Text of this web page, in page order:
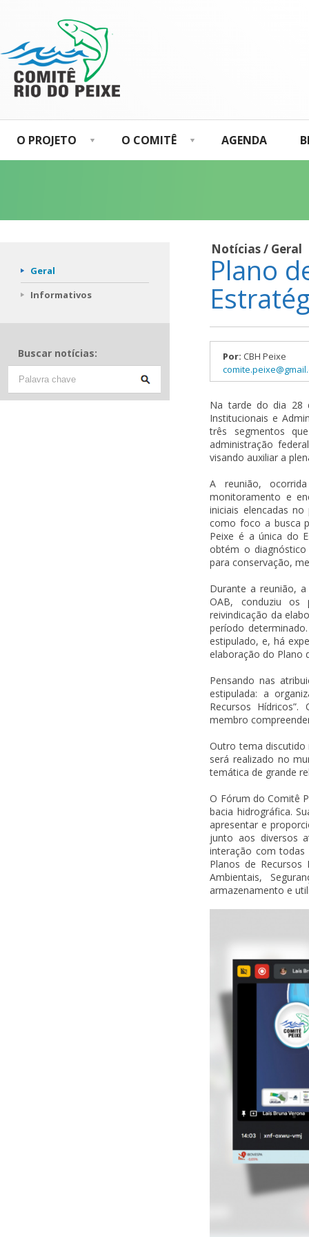
O PROJETO O COMITÊ AGENDA
Geral
Informativos
Buscar notícias:
Notícias / Geral
Plano
Por: CBH Peixe
Na tarde do dia 28
Institucionais e
três segmentos
administração
visando auxiliar a
A reunião,
monitoramento e
iniciais elencadas
como foco a busca
Peixe é a única do
obtém o
para conservação,
Durante a reunião,
OAB, conduziu os
reivindicação da
período
estipulado, e, há
elaboração do Plano
Pensando nas
estipulada: a
Recursos
membro
Outro tema discutido
será realizado no
temática de grande
O Fórum do Comitê
bacia hidrográfica.
apresentar e
junto aos diversos
interação com todas
Planos de Recursos
Ambientais,
armazenamento e